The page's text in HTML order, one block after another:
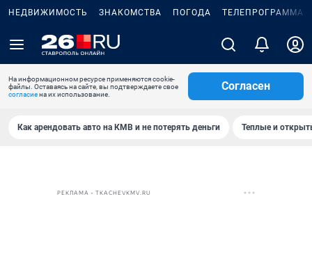
НЕДВИЖИМОСТЬ ЗНАКОМСТВА ПОГОДА ТЕЛЕПРОГРАММА
На информационном ресурсе применяются cookie-
файлы. Оставаясь на сайте, вы подтверждаете свое
согласиена их использование.
Согласен
Как арендовать авто на КМВ и не потерять деньги Теплые и
РЕКЛАМА • TKACHEVKMV.RU